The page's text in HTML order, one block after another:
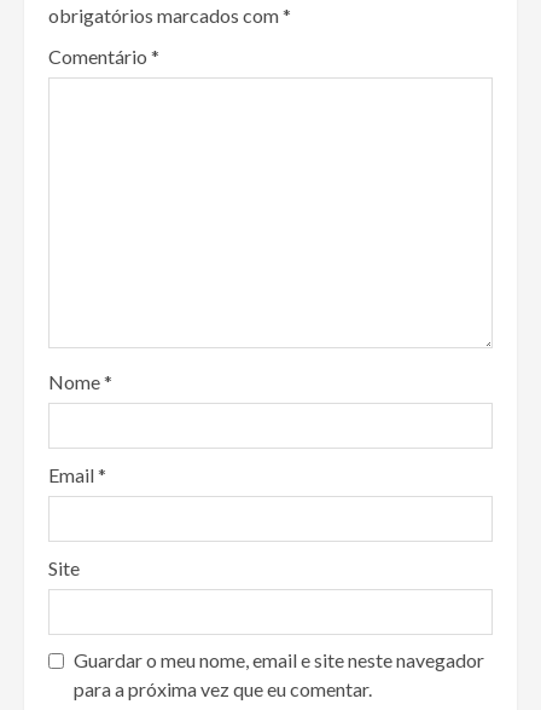
obrigatórios marcados com*
Comentário *
Nome*
Email*
Site
Guardar o meu nome, email e site neste navegador
para a próxima vez que eu comentar.